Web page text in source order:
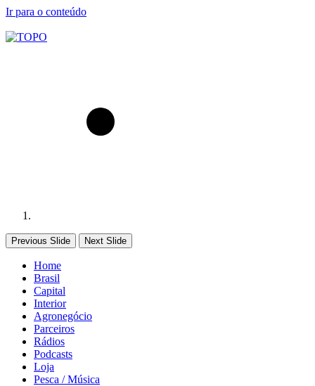
Ir para o conteúdo
Previous Slide Next Slide
Home
Brasil
Capital
Interior
Agronegócio
Parceiros
Rádios
Podcasts
Loja
Pesca / Música